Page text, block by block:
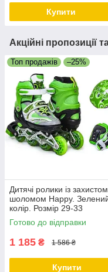
Купити
Акційні пропозиції
Топ продажів –25%
Дитячі ролики із
шоломом Happy.
колір. Розмір 29-33
Готово до відправки
1 185 ₴ 1 586 ₴
Купити